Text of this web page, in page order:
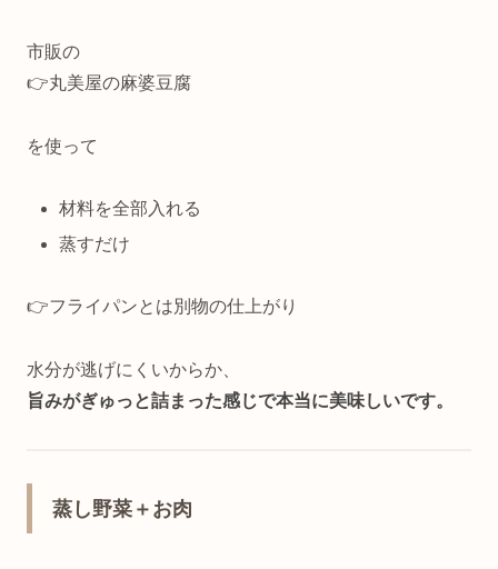
市販の
👉丸美屋の麻婆豆腐
を使って
材料を全部入れる
蒸すだけ
👉フライパンとは別物の仕上がり
水分が逃げにくいからか、
旨みがぎゅっと詰まった感じで本当に美味しいです。
蒸し野菜＋お肉